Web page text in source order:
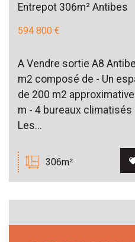
Entrepot 306m² Antibes
594 800 €
A Vendre sortie A8
m2 composé de - Un
de 200 m2
m - 4 bureaux climatisés
Les...
306m²